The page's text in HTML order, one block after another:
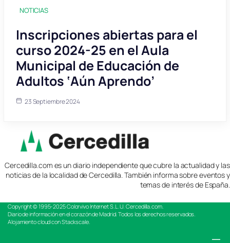
NOTICIAS
Inscripciones abiertas para el
curso 2024-25 en el Aula
Municipal de Educación de
Adultos ‘Aún Aprendo’
23 Septiembre 2024
Cercedilla.com es un diario independiente que cubre la actualidad y las
noticias de la localidad de Cercedilla. También informa sobre eventos y
temas de interés de España.
Copyright © 1995-2025Colorvivo Internet S.L.U. Cercedilla.com.
Diario de información en el corazón de Madrid. Todos los derechos reservados.
Alojamiento cloud con Stackscale.